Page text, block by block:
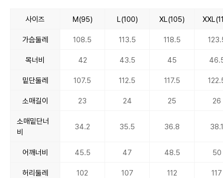
사이즈 M(95) L(100) XL(105)
가슴둘레 108.5 113.5 118.5
목너비 42 43.5 45
밑단둘레 107.5 112.5 117.5
소매길이 23 24 25 26
소매밑단너
비
34.2 35.5 36.8
어깨너비 45.5 47 48.5 50
허리둘레 102 107 112 117